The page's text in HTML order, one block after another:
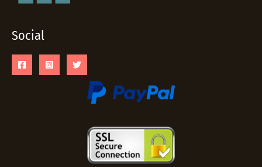
Social